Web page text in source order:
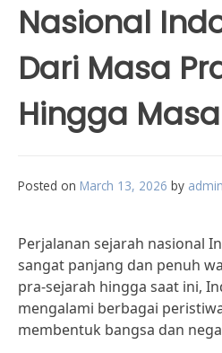
Nasional
Dari Masa
Hingga
Posted on March 13, 2026 by
Perjalanan sejarah nasional
sangat panjang dan penuh
pra-sejarah hingga saat ini,
mengalami berbagai
membentuk bangsa dan